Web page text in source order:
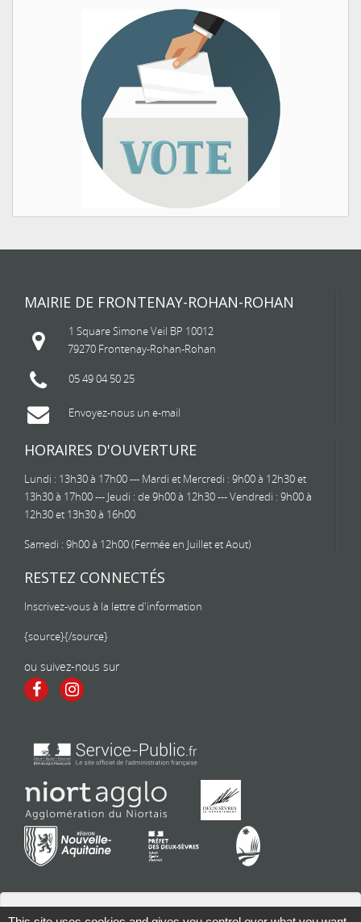
MAIRIE DE FRONTENAY-ROHAN-ROHAN
1 Square Simone Veil BP 10012
79270 Frontenay-Rohan-Rohan
05 49 04 50 25
Envoyez-nous un e-mail
HORAIRES D'OUVERTURE
Lundi : 13h30 à 17h00 --- Mardi et Mercredi : 9h00 à 12h30 et
13h30 à 17h00 --- Jeudi : de 9h00 à 12h30 --- Vendredi : 9h00 à
12h30 et 13h30 à 16h00
Samedi : 9h00 à 12h00 (Fermée en Juillet et Aout)
RESTEZ CONNECTÉS
Inscrivez-vous à la lettre d'information
{source}{/source}
ou suivez-nous sur